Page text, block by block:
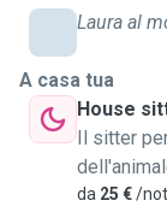
compagnia
altro tipo di
amore e
da uno sguardo,
coccole e
immensamente
nella mia vita
Laura al
A casa tua
House
Il sitter
da 25 €/